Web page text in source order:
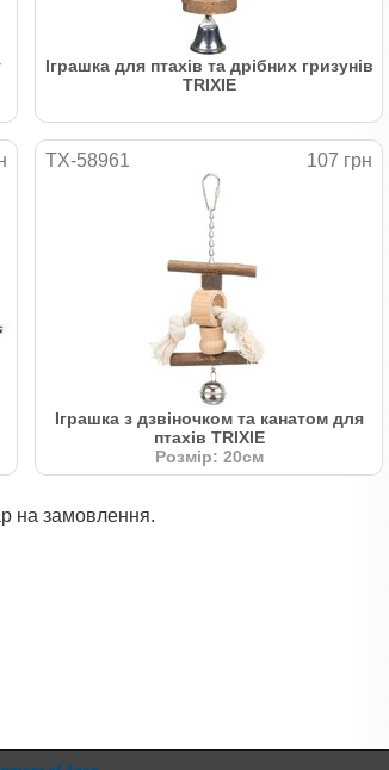
Іграшка для птахів та дрібних гризунів
TRIXIE
TX-58961 107 грн
Іграшка з дзвіночком та канатом для
птахів TRIXIE
Розмір: 20см
на замовлення.